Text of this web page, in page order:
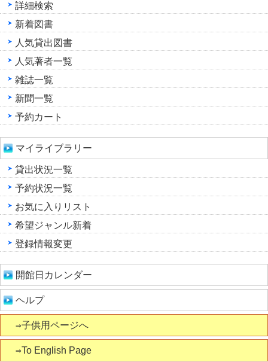
詳細検索
新着図書
人気貸出図書
人気著者一覧
雑誌一覧
新聞一覧
予約カート
マイライブラリー
貸出状況一覧
予約状況一覧
お気に入りリスト
希望ジャンル新着
登録情報変更
開館日カレンダー
ヘルプ
⇒子供用ページへ
⇒To English Page